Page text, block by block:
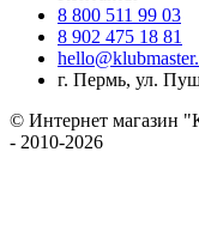
8 800 511 99 03
8 902 475 18 81
г. Пермь, ул.
© Интернет магазин
- 2010-2026